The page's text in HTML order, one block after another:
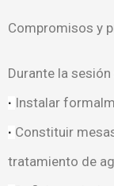
Compromisos y
Durante la
· Instalar
· Constituir
tratamiento de